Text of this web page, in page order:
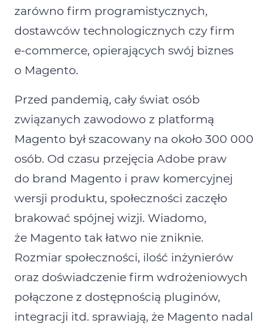
zarówno firm programistycznych,
dostawców technologicznych czy firm
e‑commerce, opierających swój biznes
o Magento.
Przed pandemią, cały świat osób
związanych zawodowo z platformą
Magento był szacowany na około 300 000
osób. Od czasu przejęcia Adobe praw
do brand Magento i praw komercyjnej
wersji produktu, społeczności zaczęło
brakować spójnej wizji. Wiadomo,
że Magento tak łatwo nie zniknie.
Rozmiar społeczności, ilość inżynierów
oraz doświadczenie firm wdrożeniowych
połączone z dostępnością pluginów,
integracji itd. sprawiają, że Magento nadal